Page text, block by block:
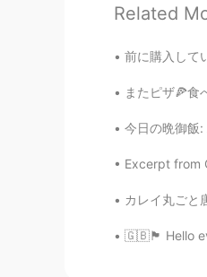
Related
前に購入していたハリネ
またピザ🍕食べ
今日の晩御飯: ハンバ
Excerpt from
カレイ丸ごと唐揚げがマ
🇬🇧🏴󠁧󠁢󠁥󠁮󠁧󠁿 Hello